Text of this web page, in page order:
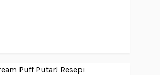
Puff Putar! Resepi